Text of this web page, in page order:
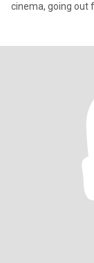
cinema, going out